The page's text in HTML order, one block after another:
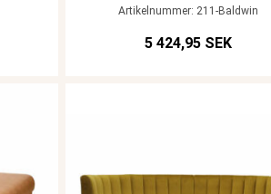
Artikelnummer: 211-Baldwin
5 424,95 SEK